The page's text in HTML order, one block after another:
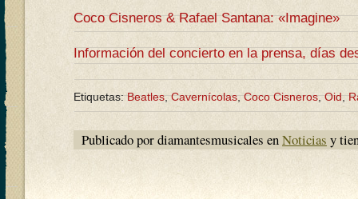
Coco Cisneros & Rafael Santana: «Imagine»
Información del concierto en la prensa, días
Etiquetas:Beatles,Cavernícolas,Coco Cisneros,Oid,
Publicado por diamantesmusicales enNoticias y